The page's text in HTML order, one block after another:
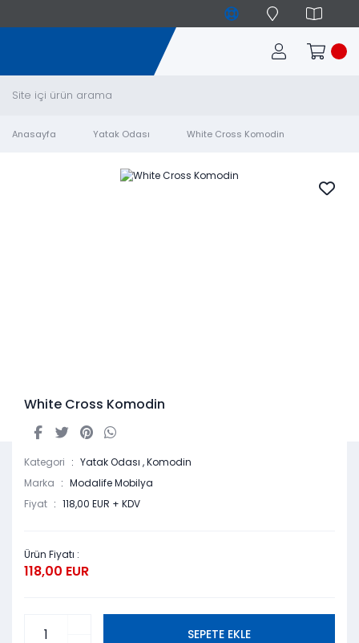
Anasayfa Yatak Odası White Cross Komodin
White Cross Komodin
Kategori Yatak Odası ,Komodin
Marka
Modalife Mobilya
Fiyat
118,00 EUR + KDV
Ürün Fiyatı :
118,00 EUR
SEPETE EKLE